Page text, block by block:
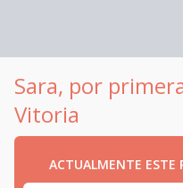
Sara, por
Vitoria
ACTUALMENTE ESTE